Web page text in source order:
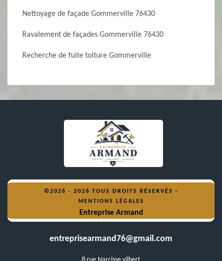
Nettoyage de façade Gommerville 76430
Ravalement de façades Gommerville 76430
Recherche de fuite toiture Gommerville
©2026 - 2026 TOUS DROITS RÉSERVÉS -
MENTIONS LÉGALES
Entreprise Armand
entreprisearmand76@gmail.com